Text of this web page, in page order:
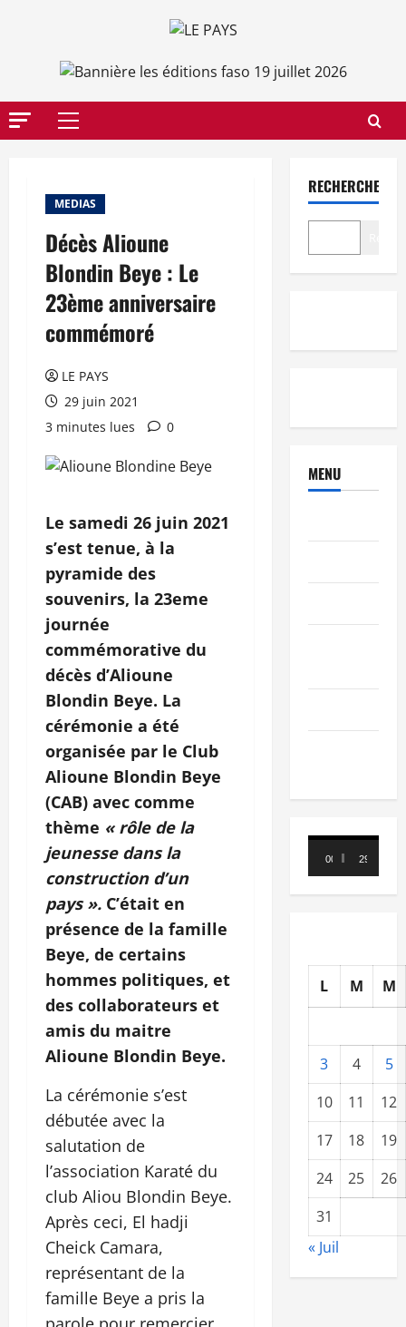
Menu
MEDIAS
Décès Alioune
Blondin Beye : Le
23ème anniversaire
commémoré
LE PAYS
29 juin 2021
3 minutes lues
0
Le samedi 26 juin 2021
s’est tenue, à la
pyramide des
souvenirs, la 23eme
journée
commémorative du
décès d’Alioune
Blondin Beye. La
cérémonie a été
organisée par le Club
Alioune Blondin Beye
(CAB) avec comme
thème « rôle de la
jeunesse dans la
construction d’un
pays ». C’était en
présence de la famille
Beye, de certains
hommes politiques, et
des collaborateurs et
amis du maitre
Alioune Blondin Beye.
La cérémonie s’est
débutée avec la
salutation de
l’association Karaté du
club Aliou Blondin Beye.
Après ceci, El hadji
Cheick Camara,
représentant de la
famille Beye a pris la
RECHERCHER
MENU
Lecteur
vidéo
00:00 29:21
L M M
3 4
5
10
11
12
17
18
19
24
25
26
31
« Juil